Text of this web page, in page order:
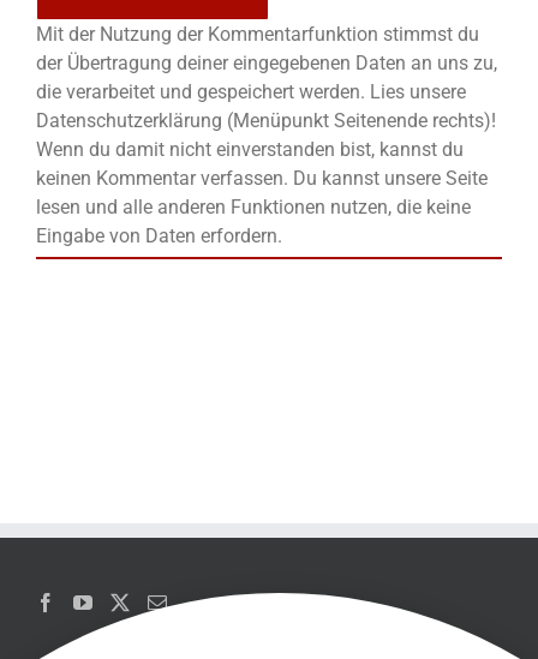
Mit der Nutzung der Kommentarfunktion stimmst du
der Übertragung deiner eingegebenen Daten an uns zu,
die verarbeitet und gespeichert werden. Lies unsere
Datenschutzerklärung (Menüpunkt Seitenende rechts)!
Wenn du damit nicht einverstanden bist, kannst du
keinen Kommentar verfassen. Du kannst unsere Seite
lesen und alle anderen Funktionen nutzen, die keine
Eingabe von Daten erfordern.